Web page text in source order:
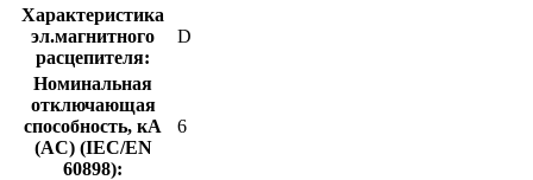
Характеристика
эл.магнитного
расцепителя:
D
Номинальная
отключающая
способность, кA
(AC) (IEC/EN
60898):
6